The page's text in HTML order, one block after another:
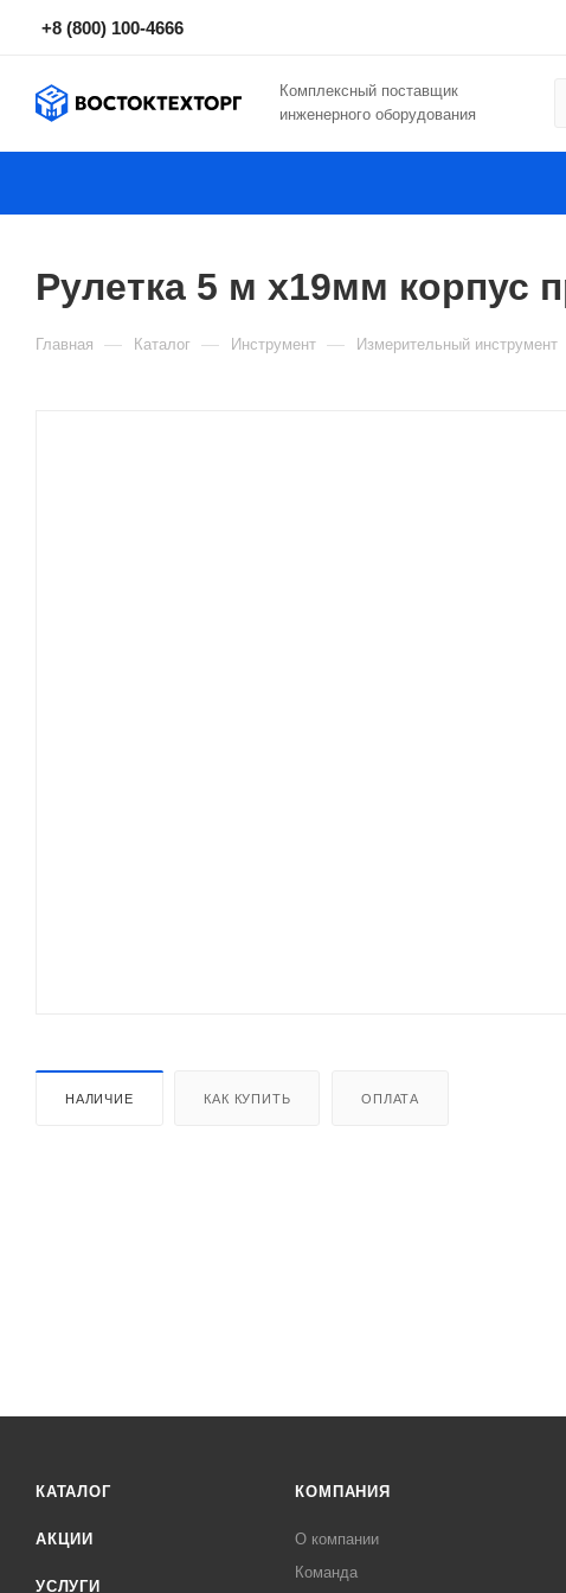
+8 (800) 100-4666
Комплексный поставщик
инженерного оборудования
Рулетка 5 м х19мм корпус
Главная — Каталог — Инструмент — Измерительный инструмент
НАЛИЧИЕ КАК КУПИТЬ ОПЛАТА
КАТАЛОГ
АКЦИИ
УСЛУГИ
КОМПАНИЯ
О компании
Команда